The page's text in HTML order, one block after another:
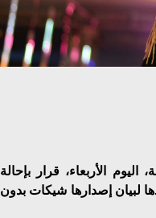
الأربعاء، قرار بإحالة
لبيان إصدارها شيكات بدون